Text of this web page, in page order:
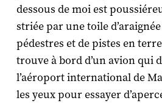
dessous de moi est
striée par une toile
pédestres et de pistes en
trouve à bord d’un avion qui
l’aéroport international de
les yeux pour essayer